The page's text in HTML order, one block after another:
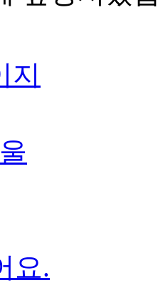
지
요.